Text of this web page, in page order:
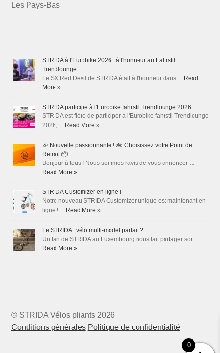
Les Pays-Bas
STRIDA à l'Eurobike 2026 : à l'honneur au Fahrstil
Trendlounge
Le SX Red Devil de STRIDA était à l'honneur dans … Read
More »
STRIDA participe à l'Eurobike fahrstil Trendlounge 2026
STRIDA est fière de participer à l'Eurobike fahrstil Trendlounge
2026, … Read More »
🎉 Nouvelle passionnante ! 🚲 Choisissez votre Point de
Retrait 📦
Bonjour à tous ! Nous sommes ravis de vous annoncer …
Read More »
STRIDA Customizer en ligne !
Notre nouveau STRIDA Customizer unique est maintenant en
ligne ! … Read More »
Le STRIDA : vélo multi-model parfait ?
Un fan de STRIDA au Luxembourg nous fait partager son …
Read More »
© STRIDA Vélos pliants 2026
Conditions générales Politique de confidentialité
0